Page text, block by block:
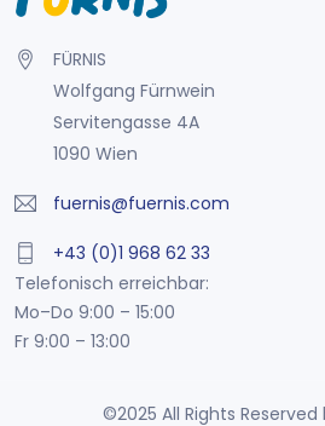
FÜRNIS
Wolfgang Fürnwein
Servitengasse 4A
1090 Wien
fuernis@fuernis.com
+43 (0)1 968 62 33
Telefonisch erreichbar:
Mo–Do 9:00 – 15:00
Fr 9:00 – 13:00
©2025 All Rights